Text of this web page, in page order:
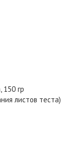
150 гр
листов теста)